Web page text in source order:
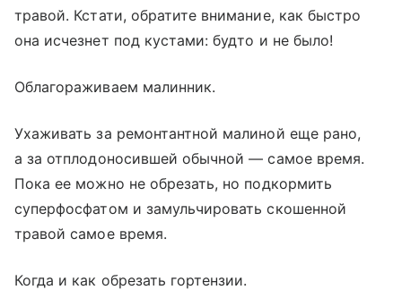
травой. Кстати, обратите внимание, как быстро
она исчезнет под кустами: будто и не было!
Облагораживаем малинник.
Ухаживать за ремонтантной малиной еще рано,
а за отплодоносившей обычной — самое время.
Пока ее можно не обрезать, но подкормить
суперфосфатом и замульчировать скошенной
травой самое время.
Когда и как обрезать гортензии.